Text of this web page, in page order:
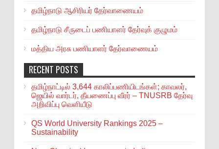
தமிழ்நாடு ஆசிரியர் தேர்வாணையம்
தமிழ்நாடு சீருடைப் பணியாளர் தேர்வுக் குழுமம்
மத்திய அரசு பணியாளர் தேர்வாணையம்
RECENT POSTS
தமிழ்நாட்டில் 3,644 காலிப்பணியிடங்கள்; காவலர்,
ஜெயில் வார்டர், தீயணைப்பு வீரர் – TNUSRB தேர்வு
அறிவிப்பு வெளியீடு
QS World University Rankings 2025 –
Sustainability